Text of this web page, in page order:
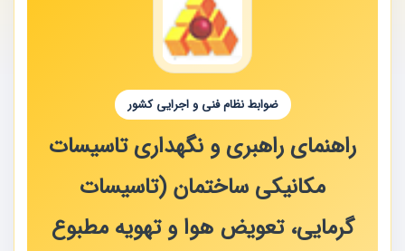
ضوابط نظام فنی و اجرایی کشور
راهنمای راهبری و نگهداری تاسیسات
مکانیکی ساختمان (تاسیسات
گرمایی، تعویض هوا و تهویه مطبوع